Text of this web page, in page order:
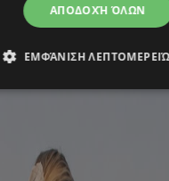
ΑΠΟΔΟΧΉ ΌΛΩΝ
ΕΜΦΆΝΙΣΗ